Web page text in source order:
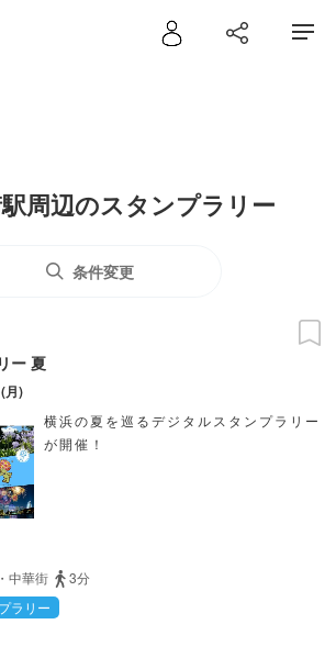
周辺のスタンプラリー
条件変更
ー 夏
月)
横浜の夏を巡るデジタルスタンプラリー
が開催！
中華街
3分
ラリー